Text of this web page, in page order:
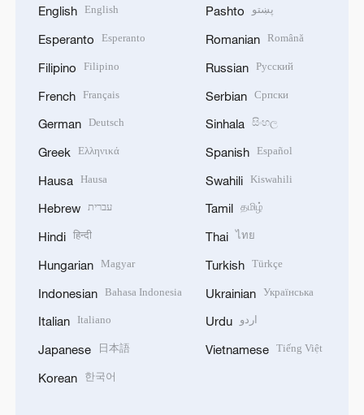
English English
Esperanto Esperanto
Filipino Filipino
French Français
German Deutsch
Greek Ελληνικά
Hausa Hausa
Hebrew עברית
Hindi हिन्दी
Hungarian Magyar
Indonesian Bahasa Indonesia
Italian Italiano
Japanese 日本語
Korean 한국어
Pashto پښتو
Romanian Română
Russian Русский
Serbian Српски
Sinhala සිංහල
Spanish Español
Swahili Kiswahili
Tamil தமிழ்
Thai ไทย
Turkish Türkçe
Ukrainian Українська
Urdu اردو
Vietnamese Tiếng Việt